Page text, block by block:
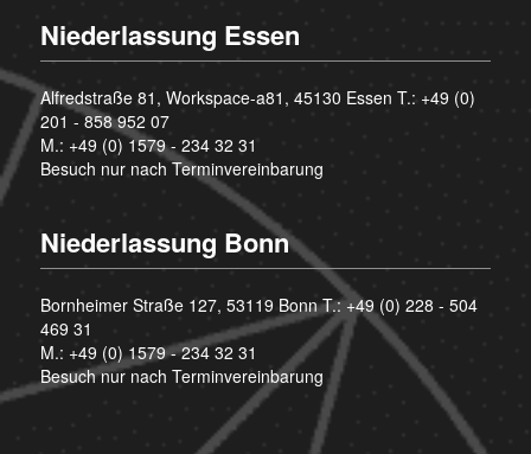
Niederlassung Essen
Alfredstraße 81, Workspace-a81, 45130 Essen T.: +49 (0)
201 - 858 952 07
M.: +49 (0) 1579 - 234 32 31
Besuch nur nach Terminvereinbarung
Niederlassung Bonn
Bornheimer Straße 127, 53119 Bonn T.:+49 (0) 228 - 504
469 31
M.: +49 (0) 1579 - 234 32 31
Besuch nur nach Terminvereinbarung